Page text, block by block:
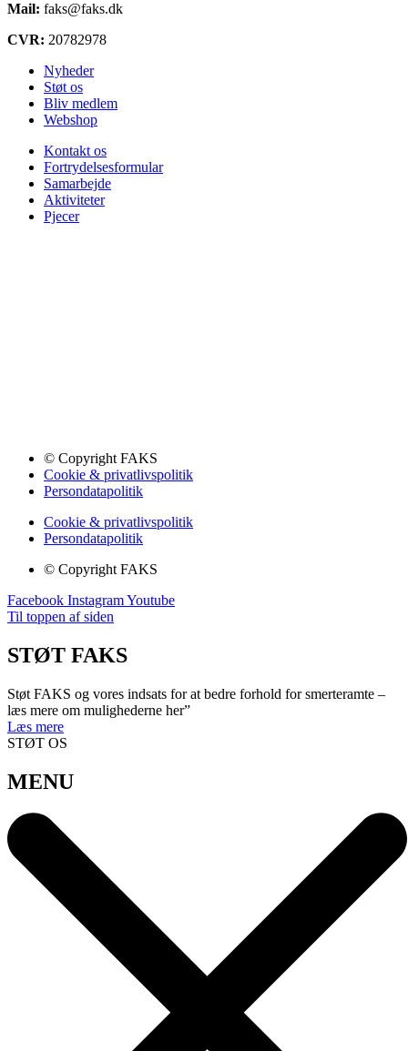
Mail: faks@faks.dk
CVR: 20782978
Nyheder
Støt os
Bliv medlem
Webshop
Kontakt os
Fortrydelsesformular
Samarbejde
Aktiviteter
Pjecer
© Copyright FAKS
Cookie & privatlivspolitik
Persondatapolitik
Cookie & privatlivspolitik
Persondatapolitik
© Copyright FAKS
Facebook InstagramYoutube
Til toppen af siden
STØT FAKS
Støt FAKS og vores indsats for at bedre forhold for smerteramte –
læs mere om mulighederne her”
Læs mere
STØT OS
MENU